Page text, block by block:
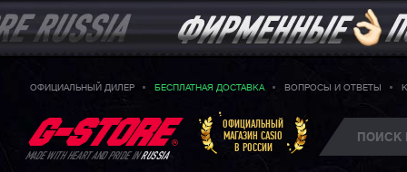
ОФИЦИАЛЬНЫЙ ДИЛЕР БЕСПЛАТНАЯ ДОСТАВКА ВОПРОСЫ И ОТВЕТЫ
MADE WITH HEART AND PRIDE INRUSSIA
ОФИЦИАЛЬНЫЙ
МАГАЗИН CASIO
В РОССИИ